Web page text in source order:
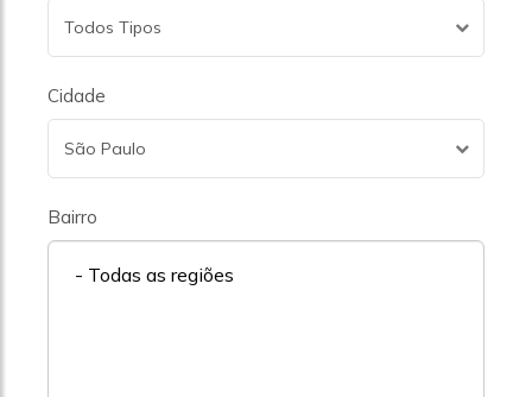
Todos Tipos
Cidade
São Paulo
Bairro
- Todas as regiões